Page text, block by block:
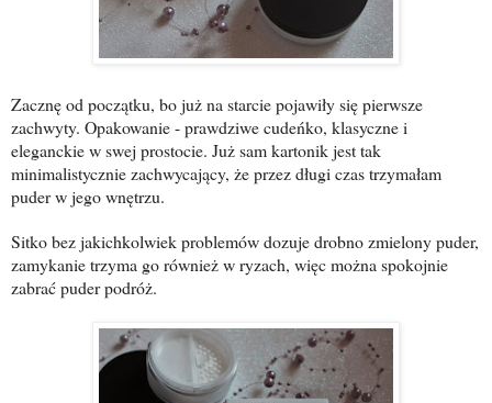
Zacznę od początku, bo już na starcie pojawiły się pierwsze
zachwyty. Opakowanie - prawdziwe cudeńko, klasyczne i
eleganckie w swej prostocie. Już sam kartonik jest tak
minimalistycznie zachwycający, że przez długi czas trzymałam
puder w jego wnętrzu.
Sitko bez jakichkolwiek problemów dozuje drobno zmielony puder,
zamykanie trzyma go również w ryzach, więc można spokojnie
zabrać puder podróż.